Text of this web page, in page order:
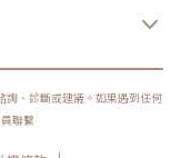
詢、診斷或建議。如果遇到任何
聯繫